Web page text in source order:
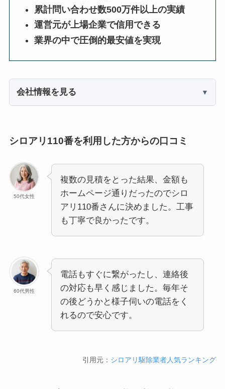
累計問い合わせ数500万件以上の実績
運営元が上場企業で信用できる
業界の中で圧倒的最安値を実現
会社情報を見る
シロアリ110番を利用した方からの口コミ
50代女性
複数の見積をとった結果、金額も
ホームページ通りだったのでシロ
アリ110番さんに決めました。工事
も丁寧で良かったです。
60代男性
電話もすぐに繋がったし、連絡後
の対応も早く感じました。毎年そ
の後どうかと様子伺いの電話をく
れるので安心です。
引用元： シロアリ駆除業者人気ランキング